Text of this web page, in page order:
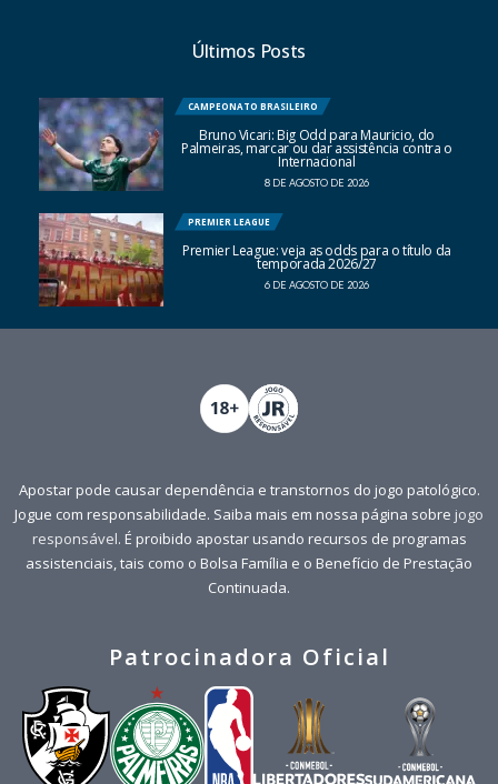
Últimos Posts
CAMPEONATO BRASILEIRO
Bruno Vicari: Big Odd para Mauricio, do
Palmeiras, marcar ou dar assistência contra o
Internacional
8 DE AGOSTO DE 2026
PREMIER LEAGUE
Premier League: veja as odds para o título da
temporada 2026/27
6 DE AGOSTO DE 2026
Apostar pode causar dependência e transtornos do jogo patológico.
Jogue com responsabilidade. Saiba mais em nossa página sobre jogo
responsável. É proibido apostar usando recursos de programas
assistenciais, tais como o Bolsa Família e o Benefício de Prestação
Continuada.
Patrocinadora Oficial